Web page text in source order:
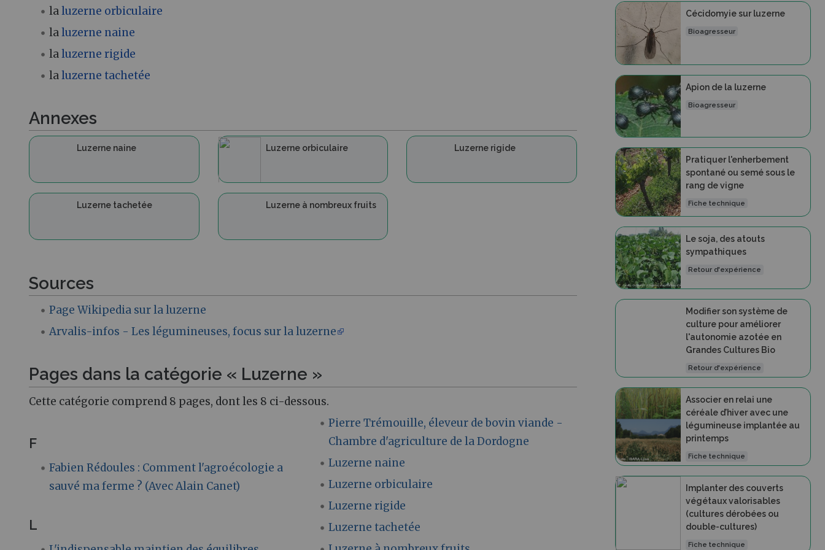
laluzerne orbiculaire
laluzerne naine
laluzerne rigide
laluzerne tachetée
Annexes
Luzerne naine Luzerne orbiculaire Luzerne rigide
Luzerne tachetée Luzerne à nombreux fruits
Sources
Page Wikipedia sur la luzerne
Arvalis-infos - Les légumineuses, focus sur la luzerne
Pages dans la catégorie « Luzerne »
Cette catégorie comprend 8 pages, dont les 8 ci-dessous.
F
Fabien Rédoules : Comment l'agroécologie a
sauvé ma ferme ? (Avec Alain Canet)
L
Pierre Trémouille, éleveur de bovin viande -
Chambre d'agriculture de la Dordogne
Luzerne naine
Luzerne orbiculaire
Luzerne rigide
Luzerne tachetée
Cécidomyie sur luzerne
Bioagresseur
Apion de la luzerne
Bioagresseur
Pratiquer l'enherbement
spontané ou semé sous le
rang de vigne
Fiche technique
Le soja, des atouts
sympathiques
Retour d'expérience
Modifier son système de
culture pour améliorer
l'autonomie azotée en
Grandes Cultures Bio
Retour d'expérience
Associer en relai une
céréale d’hiver avec une
légumineuse implantée au
printemps
Fiche technique
Implanter des couverts
végétaux valorisables
(cultures dérobées ou
double-cultures)
Fiche technique